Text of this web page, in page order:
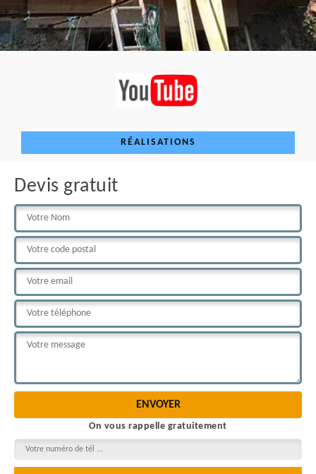
RÉALISATIONS
Devis gratuit
On vous rappelle gratuitement